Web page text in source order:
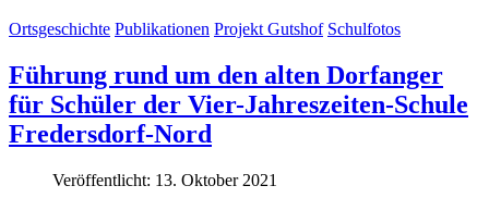
Ortsgeschichte Publikationen Projekt Gutshof Schulfotos
Führung rund um den alten Dorfanger
für Schüler der Vier-Jahreszeiten-Schule
Fredersdorf-Nord
Veröffentlicht: 13. Oktober 2021